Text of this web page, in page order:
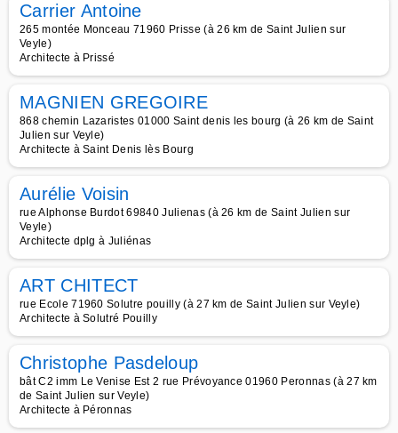
Carrier Antoine
265 montée Monceau 71960 Prisse (à 26 km de Saint Julien sur
Veyle)
Architecte à Prissé
MAGNIEN GREGOIRE
868 chemin Lazaristes 01000 Saint denis les bourg (à 26 km de Saint
Julien sur Veyle)
Architecte à Saint Denis lès Bourg
Aurélie Voisin
rue Alphonse Burdot 69840 Julienas (à 26 km de Saint Julien sur
Veyle)
Architecte dplg à Juliénas
ART CHITECT
rue Ecole 71960 Solutre pouilly (à 27 km de Saint Julien sur Veyle)
Architecte à Solutré Pouilly
Christophe Pasdeloup
bât C2 imm Le Venise Est 2 rue Prévoyance 01960 Peronnas (à 27 km
de Saint Julien sur Veyle)
Architecte à Péronnas